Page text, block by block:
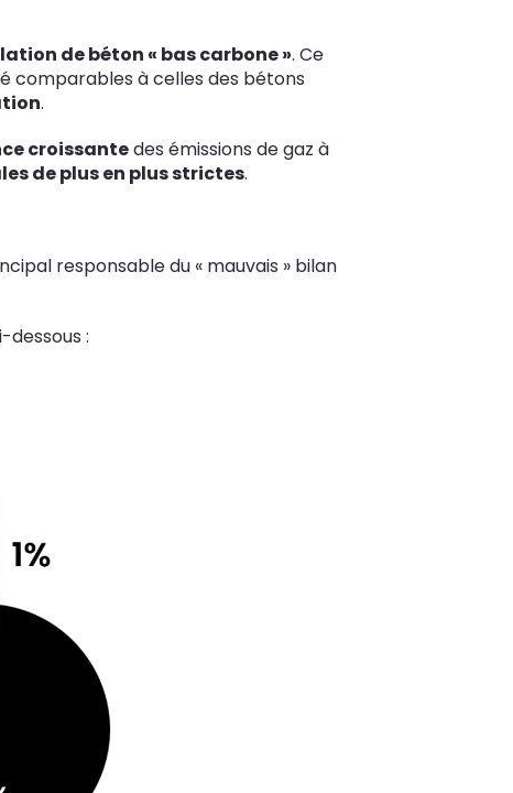
de béton « bas carbone ». Ce
comparables à celles des bétons
.
croissantedes émissions de gaz à
de plus en plus strictes.
responsable du « mauvais » bilan
dessous :